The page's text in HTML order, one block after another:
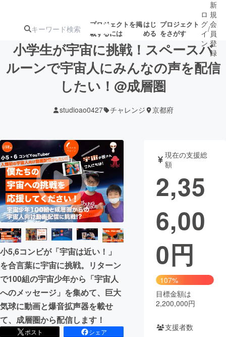
プロジェクトを掲
載するには
はじ
める
プロジェクト
をさがす
注目のリ
注目の新着プロ募集終了が近いプ
テクノロジー・ガジェット
映像・映画 書籍・雑誌
ビジネス・起業 チャレンジ
まちづくり・地域活性化
CAMPFIRE for Social Good
CAMPFIRE Creation
CAMPFIREふるさと納税machi-ya コミュニティ
ロ
グ
イ
ン
/
新
規
会
員
登
録
小学生が宇宙に挑戦！スペースバ
ルーンで宇宙人にみんなの声を配信
したい！@成層圏
studioao0427 チャレンジ 京都府
小5,6コンビが「宇宙は近い！」
を合言葉に宇宙に挑戦。リターン
で100組の宇宙少年から「宇宙人
へのメッセージ」を集めて、巨大
気球に動画と爆音拡声器を載せ
て、成層圏から配信します！
ポスト
シェア
現在の支援総
額
2,35
6,00
0円
107%
目標金額は
2,200,000円
支援者数